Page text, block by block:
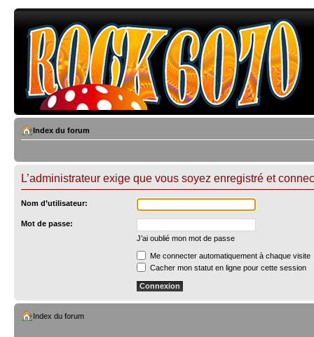
Index du forum
L’administrateur exige que vous soyez enregistré et
Nom d’utilisateur:
Mot de passe:
J’ai oublié mon mot de passe
Me connecter automatiquement à chaque visite
Cacher mon statut en ligne pour cette session
Index du forum